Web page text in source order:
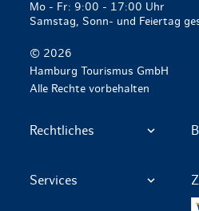
Mo - Fr: 9:00 - 17:00 Uhr
Samstag, Sonn- und Feiertag
© 2026
Hamburg Tourismus GmbH
Alle Rechte vorbehalten
Rechtliches
Services